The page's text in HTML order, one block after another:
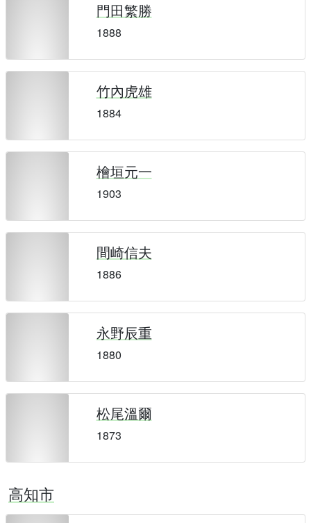
門田繁勝
1888
竹內虎雄
1884
檜垣元一
1903
間崎信夫
1886
永野辰重
1880
松尾溫爾
1873
高知市